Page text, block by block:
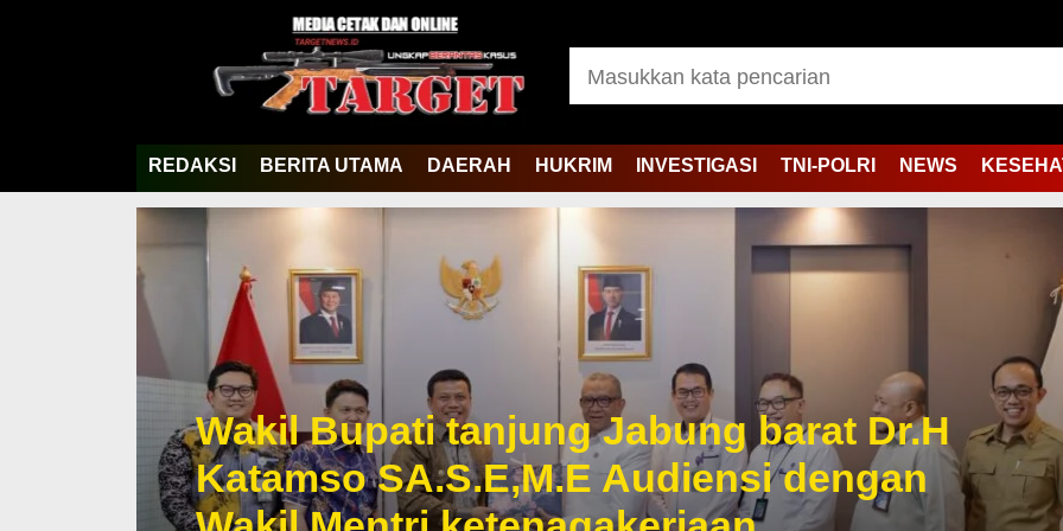
REDAKSI BERITA UTAMA DAERAH HUKRIM INVESTIGASI TNI-POLRI NEWS
Wakil Bupati tanjung Jabung barat Dr.H
Katamso SA.S.E,M.E Audiensi dengan